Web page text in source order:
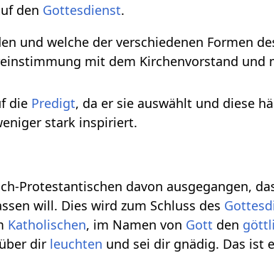
den Gottesdienst.
und welche der verschiedenen Formen
mit dem Kirchenvorstand und
die Predigt, da er sie auswählt und diese
stark inspiriert.
Protestantischen davon ausgegangen,
will. Dies wird zum Schluss des
Katholischen, im Namen von Gott den
dir leuchten und sei dir gnädig. Das ist